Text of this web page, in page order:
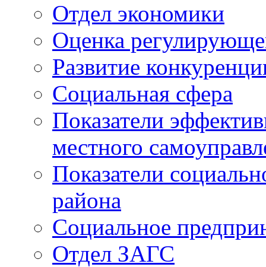
Отдел экономики
Оценка
Развитие
Социальная сфера
Показатели
местного
Показатели
района
Социальное
Отдел ЗАГС